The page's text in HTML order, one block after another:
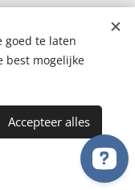
Cookies
goed te laten
best mogelijke
Accepteer alles